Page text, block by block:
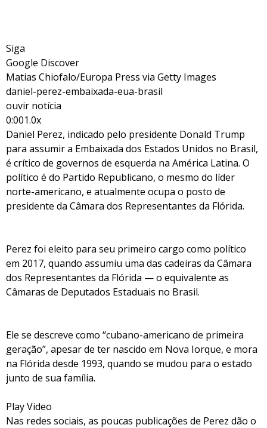
Siga
Google Discover
Matias Chiofalo/Europa Press via Getty Images
daniel-perez-embaixada-eua-brasil
ouvir notícia
0:001.0x
Daniel Perez, indicado pelo presidente Donald Trump
para assumir a Embaixada dos Estados Unidos no Brasil,
é crítico de governos de esquerda na América Latina. O
político é do Partido Republicano, o mesmo do líder
norte-americano, e atualmente ocupa o posto de
presidente da Câmara dos Representantes da Flórida.
Perez foi eleito para seu primeiro cargo como político
em 2017, quando assumiu uma das cadeiras da Câmara
dos Representantes da Flórida — o equivalente as
Câmaras de Deputados Estaduais no Brasil.
Ele se descreve como “cubano-americano de primeira
geração”, apesar de ter nascido em Nova Iorque, e mora
na Flórida desde 1993, quando se mudou para o estado
junto de sua família.
Play Video
Nas redes sociais, as poucas publicações de Perez dão o